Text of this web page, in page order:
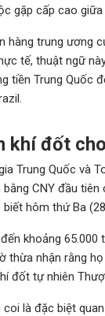
gặp cấp cao giữa
hàng trung ương
tế, thuật ngữ
tiền Trung Quốc
khí đốt
Trung Quốc và
CNY đầu
hôm thứ Ba
khoảng
thừa nhận rằng
đốt tự nhiên
là đặc biệt